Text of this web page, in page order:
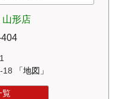
山形店
18
「地図」
覧